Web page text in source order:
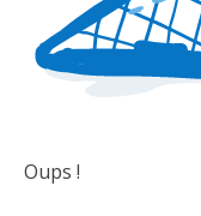
Oups !